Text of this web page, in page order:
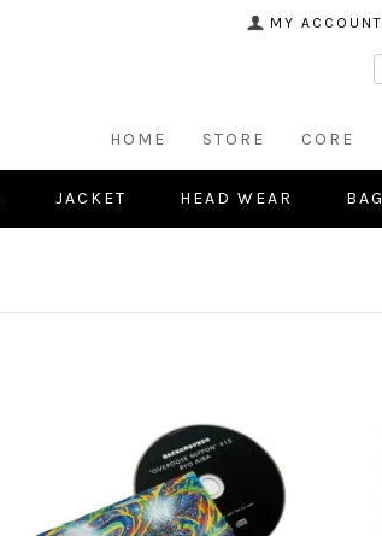
MY ACCOUNT
HOME STORE CORE
JACKET HEAD WEAR BAG